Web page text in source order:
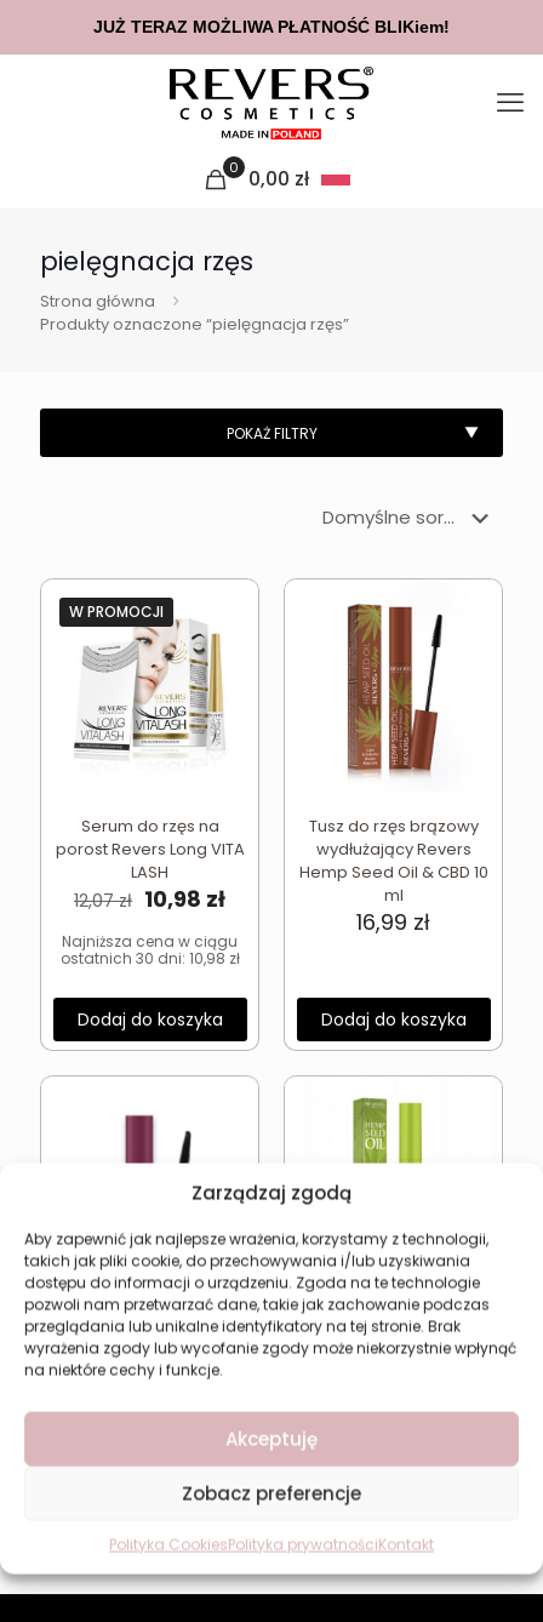
Zarządzaj zgodą
Aby zapewnić jak najlepsze wrażenia, korzystamy z technologii,
takich jak pliki cookie, do przechowywania i/lub uzyskiwania
dostępu do informacji o urządzeniu. Zgoda na te technologie
pozwoli nam przetwarzać dane, takie jak zachowanie podczas
przeglądania lub unikalne identyfikatory na tej stronie. Brak
wyrażenia zgody lub wycofanie zgody może niekorzystnie wpłynąć
na niektóre cechy i funkcje.
Akceptuję
Zobacz preferencje
Polityka CookiesPolityka prywatnościKontakt
0 0,00 zł
pielęgnacja rzęs
Strona główna
Produkty oznaczone “pielęgnacja rzęs”
W PROMOCJI
Serum do rzęs na
porost Revers Long VITA
LASH
12,07zł Pierwotna
wynosiła:
12,07 zł.
10,98 złAktualna
wynosi:
10,98 zł.
Najniższa cena w ciągu
ostatnich 30 dni: 10,98 zł
Dodaj do koszyka
Tusz do rzęs brązowy
wydłużający Revers
Hemp Seed Oil & CBD 10
ml
16,99 zł
Dodaj do koszyka
Tusz do rzęs
Hemp Seed Oil & CBD 10
ml
zł
Dodaj do koszyka
Tusz do rzęs czarny
wydłużający i
ml
Dodaj do koszyka
JUŻ TERAZ MOŻLIWA PŁATNOŚĆ BLIKiem!